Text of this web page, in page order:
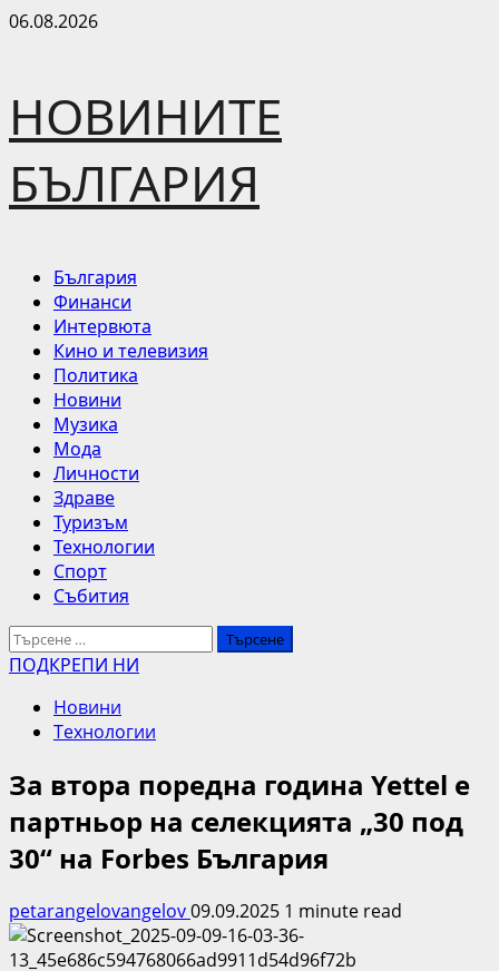
Skip
06.08.2026
НОВИНИТЕ
БЪЛГАРИЯ
Primary
Menu
България
Финанси
Интервюта
Кино и телевизия
Политика
Новини
Музика
Мода
Личности
Здраве
Туризъм
Технологии
Спорт
Събития
Търсене
за:
ПОДКРЕПИ НИ
Новини
Технологии
За втора поредна година Yettel е
партньор на селекцията „30 под
30“ на Forbes България
petarangelovangelov09.09.2025 1 minute read